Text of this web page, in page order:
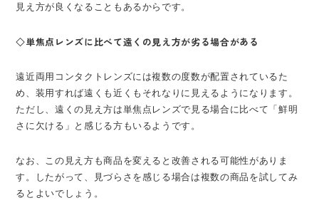
見え方が良くなることもあるからです。
◇単焦点レンズに比べて遠くの見え方が劣る場合がある
遠近両用コンタクトレンズには複数の度数が配置されているた
め、装用すれば遠くも近くもそれなりに見えるようになります。
ただし、遠くの見え方は単焦点レンズで見る場合に比べて「鮮明
さに欠ける」と感じる方もいるようです。
なお、この見え方も商品を変えると改善される可能性がありま
す。したがって、見づらさを感じる場合は複数の商品を試してみ
るとよいでしょう。